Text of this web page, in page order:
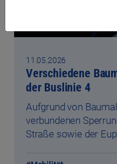
11.05.2026
Verschiedene
der Buslinie 4
Aufgrund von
verbundenen
Straße sowie der